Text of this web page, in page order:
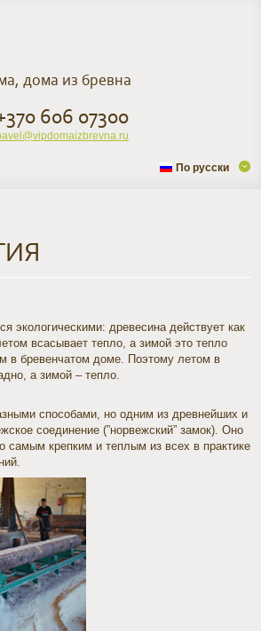
дома из бревна
606 07300
По русски
экологическими: древесина действует как
всасывает тепло, а зимой это тепло
в бревенчатом доме. Поэтому летом в
а зимой – тепло.
способами, но одним из древнейших и
соединение (”норвежский” замок). Оно
самым крепким и теплым из всех в практике